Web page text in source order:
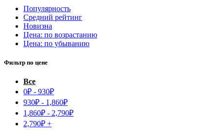
Популярность
Средний рейтинг
Новизна
Цена: по возрастанию
Цена: по убыванию
Фильтр по цене
Все
0₽ - 930₽
930₽ - 1,860₽
1,860₽ - 2,790₽
2,790₽ +